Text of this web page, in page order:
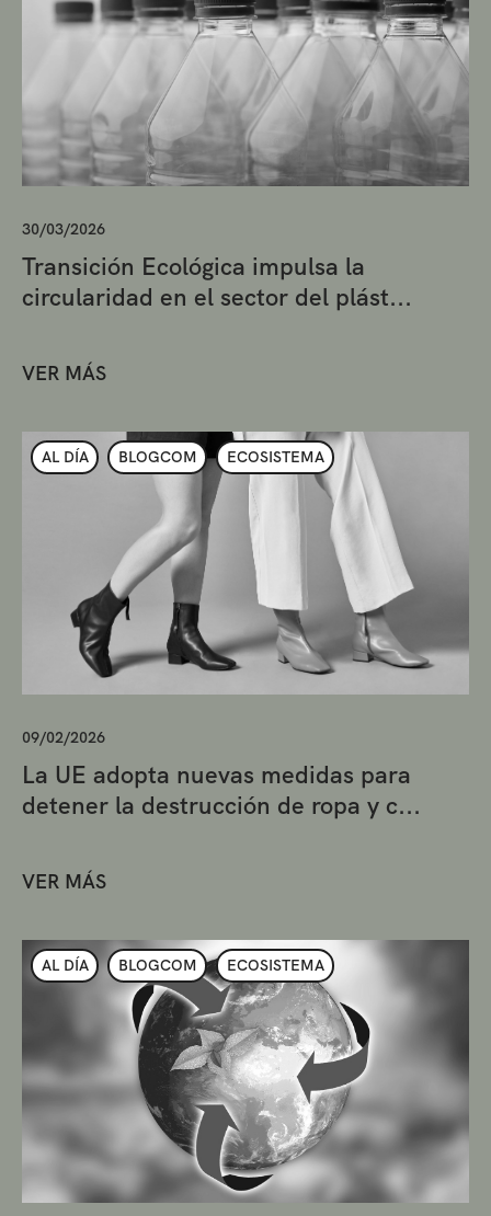
30/03/2026
Transición Ecológica impulsa la
circularidad en el sector del plást...
VER MÁS
AL DÍA BLOGCOM ECOSISTEMA
09/02/2026
La UE adopta nuevas medidas para
detener la destrucción de ropa y c...
VER MÁS
AL DÍA BLOGCOM ECOSISTEMA